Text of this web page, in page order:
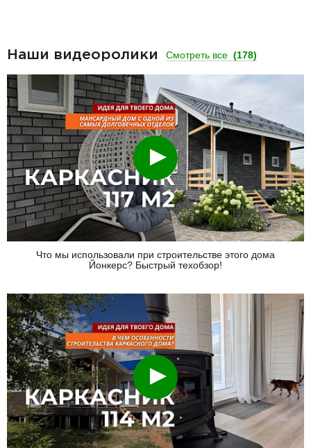
Наши видеоролики Смотреть все (178)
Смотреть
Что мы использовали при строительстве этого дома
Йонкерс? Быстрый техобзор!
Смотреть